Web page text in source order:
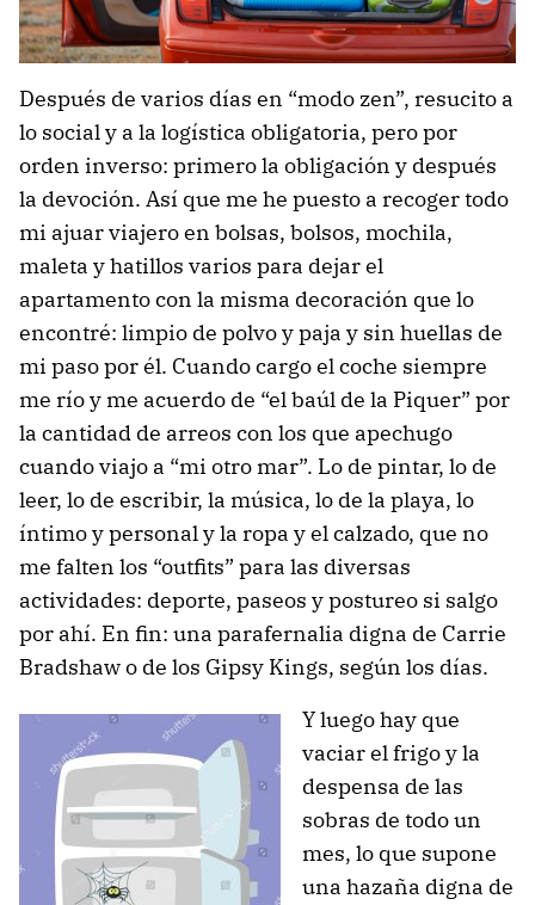
Después de varios días en “modo zen”, resucito a
lo social y a la logística obligatoria, pero por
orden inverso: primero la obligación y después
la devoción. Así que me he puesto a recoger todo
mi ajuar viajero en bolsas, bolsos, mochila,
maleta y hatillos varios para dejar el
apartamento con la misma decoración que lo
encontré: limpio de polvo y paja y sin huellas de
mi paso por él. Cuando cargo el coche siempre
me río y me acuerdo de “el baúl de la Piquer” por
la cantidad de arreos con los que apechugo
cuando viajo a “mi otro mar”. Lo de pintar, lo de
leer, lo de escribir, la música, lo de la playa, lo
íntimo y personal y la ropa y el calzado, que no
me falten los “outfits” para las diversas
actividades: deporte, paseos y postureo si salgo
por ahí. En fin: una parafernalia digna de Carrie
Bradshaw o de los Gipsy Kings, según los días.
Y luego hay que
vaciar el frigo y la
despensa de las
sobras de todo un
mes, lo que supone
una hazaña digna de